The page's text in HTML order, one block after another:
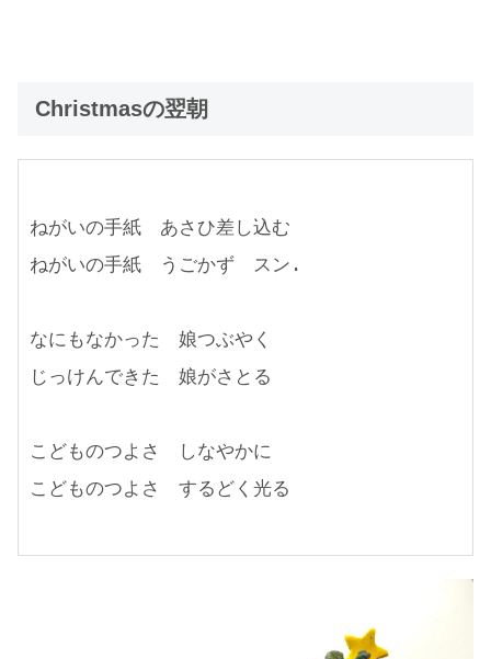
Christmasの翌朝
ねがいの手紙　あさひ差し込む
ねがいの手紙　うごかず　スン.
なにもなかった　娘つぶやく
じっけんできた　娘がさとる
こどものつよさ　しなやかに
こどものつよさ　するどく光る